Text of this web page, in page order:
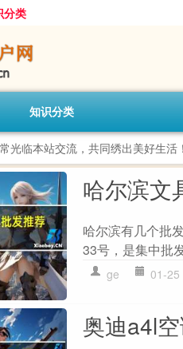
分类
知识分类
光临本站交流，共同绣出美好生活！
哈尔滨文
哈尔滨有几个批
33号，是集中批
ge 01-25
奥迪a4l